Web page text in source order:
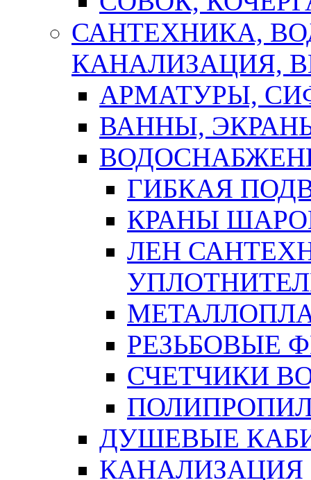
САНТЕХНИКА,
КАНАЛИЗАЦИЯ,
АРМАТУРЫ,
ВАННЫ,
ГИБКАЯ
КРАНЫ
ЛЕН
РЕЗЬБОВЫЕ
СЧЕТЧИКИ
ДУШЕВЫЕ
КАНАЛИЗАЦИЯ